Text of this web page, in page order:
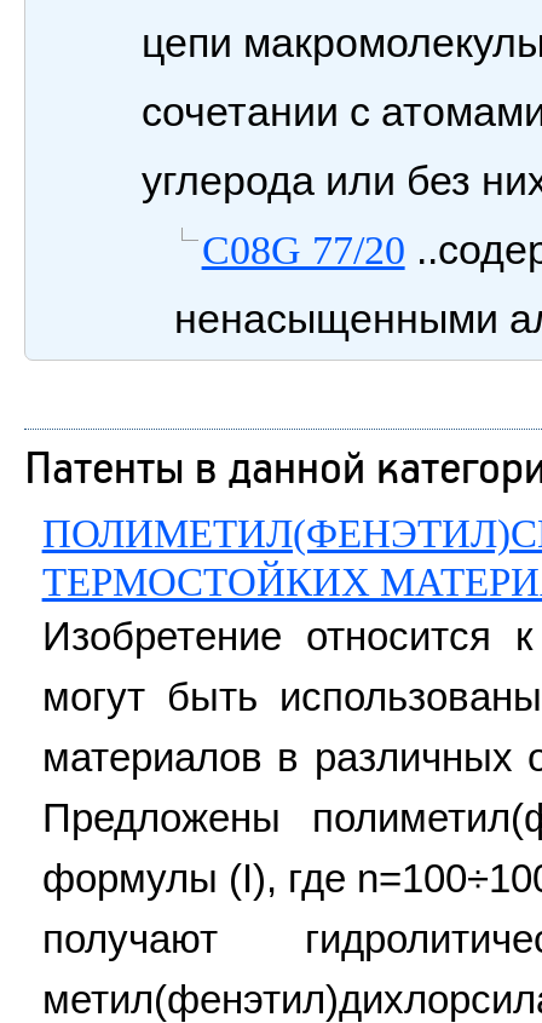
цепи
сочетании с
углерода или без
C08G 77/20
ненасыщенными
Патенты в данной
ТЕРМОСТОЙКИХ
Изобретение относится
могут быть
материалов в различных
Предложены
формулы (I), где
получают